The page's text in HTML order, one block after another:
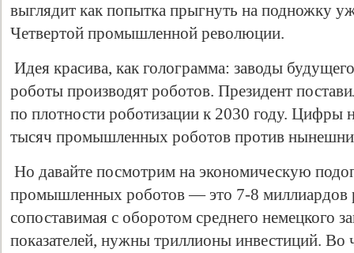
выглядит как попытка прыгнуть на подножку
Четвертой промышленной революции.
Идея красива, как голограмма: заводы
роботы производят роботов. Президент
по плотности роботизации к 2030 году. Цифры
тысяч промышленных роботов против
Но давайте посмотрим на экономическую
промышленных роботов — это 7-8 миллиардов
сопоставимая с оборотом среднего немецкого
показателей, нужны триллионы инвестиций.